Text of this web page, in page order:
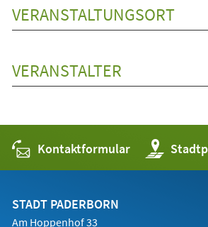
VERANSTALTUNGSORT
VERANSTALTER
Kontaktformular (Öffnet
in
einem
STADT PADERBORN
Am Hoppenhof 33